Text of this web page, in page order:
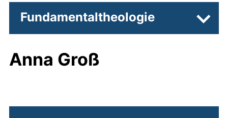
Fundamentaltheologie
Anna Groß